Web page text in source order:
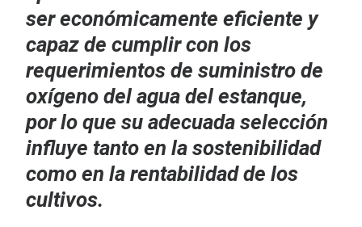
ser económicamente eficiente y
capaz de cumplir con los
requerimientos de suministro de
oxígeno del agua del estanque,
por lo que su adecuada selección
influye tanto en la sostenibilidad
como en la rentabilidad de los
cultivos.